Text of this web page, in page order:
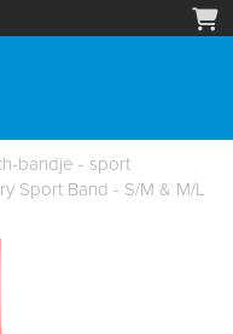
bandje - sport
Sport Band - S/M & M/L